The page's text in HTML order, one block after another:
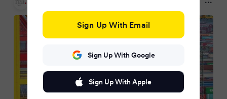
Sign Up With Email
Sign Up With Google
Sign Up With Apple